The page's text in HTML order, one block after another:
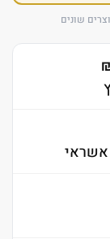
שונים
אשראי